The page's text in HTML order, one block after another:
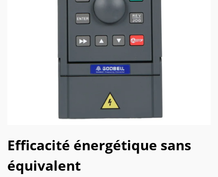
Efficacité énergétique sans
équivalent